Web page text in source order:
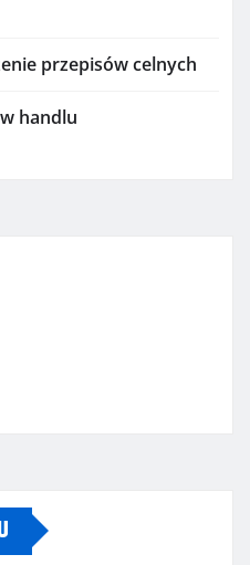
przepisów celnych
handlu